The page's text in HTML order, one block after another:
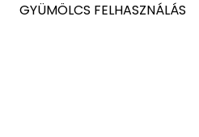
GYÜMÖLCS FELHASZNÁLÁS